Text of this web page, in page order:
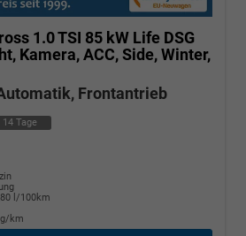
1.0 TSI 85 kW Life DSG
Kamera, ACC, Side, Winter,
Frontantrieb
14 Tage
l/100km
g/km